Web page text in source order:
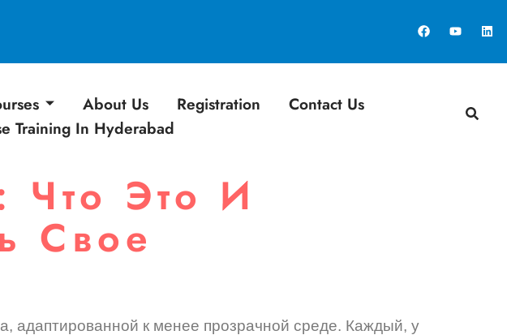
About Us Registration
Contact Us
Training In Hyderabad
Что Это И
Свое
адаптированной к менее прозрачной среде. Каждый, у